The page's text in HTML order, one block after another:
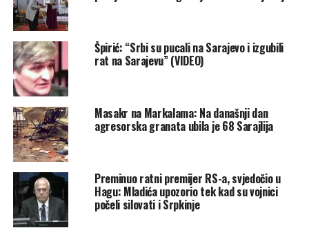
Eksplozija je razorila pijacu, ostavljajući prizor koji svjedoci
i preživjeli nikada nisu mogli izbrisati iz pamćenja. Tijela su
ležala među prevrnutim tezgama, krikovi ranjenih odjekivali
Špirić: “Srbi su pucali na Sarajevo i izgubili
rat na Sarajevu” (VIDEO)
Masakr na Markalama: Na današnji dan
agresorska granata ubila je 68 Sarajlija
Preminuo ratni premijer RS-a, svjedočio u
Hagu: Mladića upozorio tek kad su vojnici
počeli silovati i Srpkinje